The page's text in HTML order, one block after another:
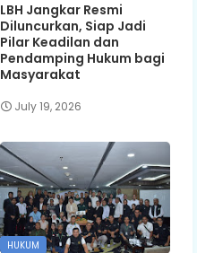
LBH Jangkar Resmi
Diluncurkan, Siap Jadi
Pilar Keadilan dan
Pendamping Hukum bagi
Masyarakat
July 19, 2026
HUKUM